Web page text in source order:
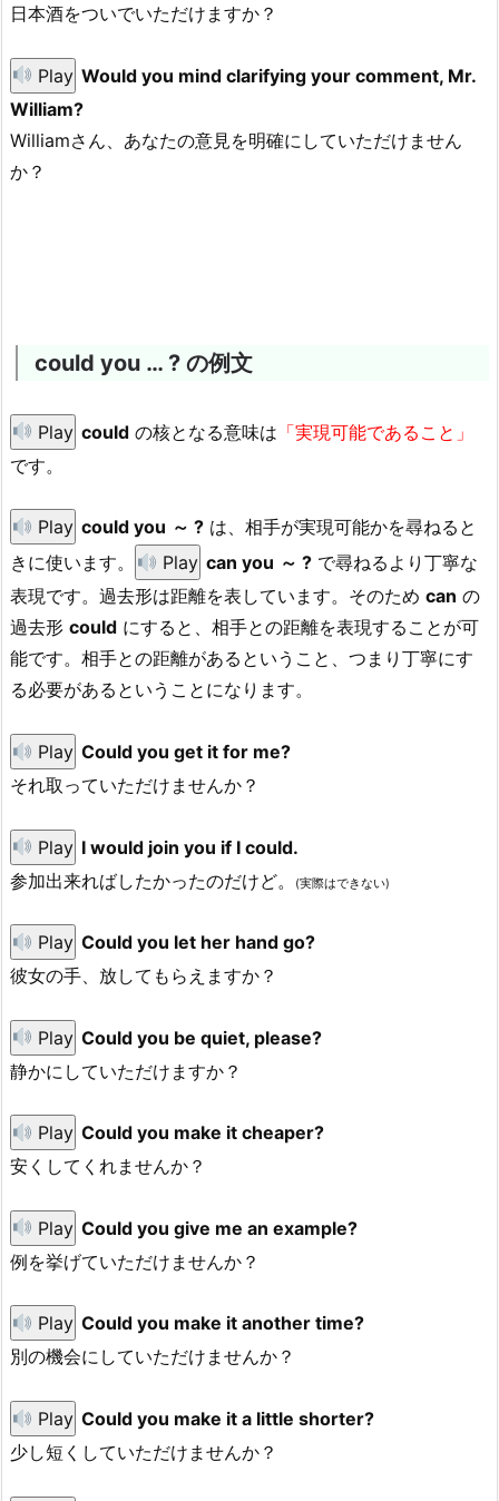
日本酒をついでいただけますか？
Play Would you mind clarifying your comment, Mr.
William?
Williamさん、あなたの意見を明確にしていただけません
か？
could you … ? の例文
Play could の核となる意味は 「実現可能であること」
です。
Play could you ～ ? は、相手が実現可能かを尋ねると
きに使います。
Play can you ～ ? で尋ねるより丁寧な
表現です。過去形は距離を表しています。そのため can の
過去形 could にすると、相手との距離を表現することが可
能です。相手との距離があるということ、つまり丁寧にす
る必要があるということになります。
Play Could you get it for me?
それ取っていただけませんか？
Play I would join you if I could.
参加出来ればしたかったのだけど。
(実際はできない)
Play Could you let her hand go?
彼女の手、放してもらえますか？
Play Could you be quiet, please?
静かにしていただけますか？
Play Could you make it cheaper?
安くしてくれませんか？
Play Could you give me an example?
例を挙げていただけませんか？
Play Could you make it another time?
別の機会にしていただけませんか？
Play Could you make it a little shorter?
少し短くしていただけませんか？